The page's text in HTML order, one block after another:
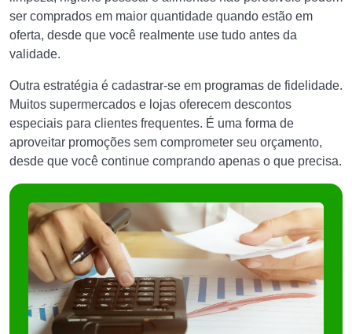
ser comprados em maior quantidade quando estão em
oferta, desde que você realmente use tudo antes da
validade.
Outra estratégia é cadastrar-se em programas de fidelidade.
Muitos supermercados e lojas oferecem descontos
especiais para clientes frequentes. É uma forma de
aproveitar promoções sem comprometer seu orçamento,
desde que você continue comprando apenas o que precisa.